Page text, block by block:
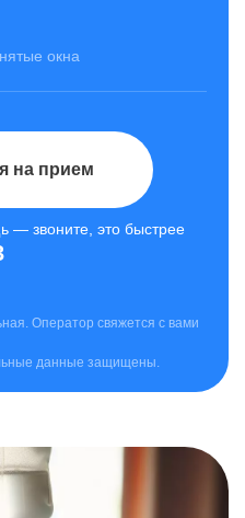
окна
на прием
— звоните, это быстрее
Оператор свяжется с вами
данные защищены.